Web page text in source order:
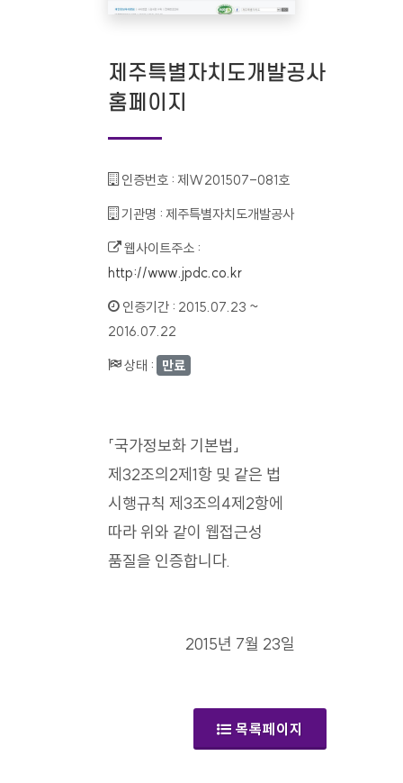
제주특별자치도개발공사
홈페이지
인증번호 : 제W201507-081호
기관명 : 제주특별자치도개발공사
웹사이트주소 :
http://www.jpdc.co.kr
인증기간 : 2015.07.23 ~
2016.07.22
상태 : 만료
「국가정보화 기본법」
제32조의2제1항 및 같은 법
시행규칙 제3조의4제2항에
따라 위와 같이 웹접근성
품질을 인증합니다.
2015년 7월 23일
목록페이지